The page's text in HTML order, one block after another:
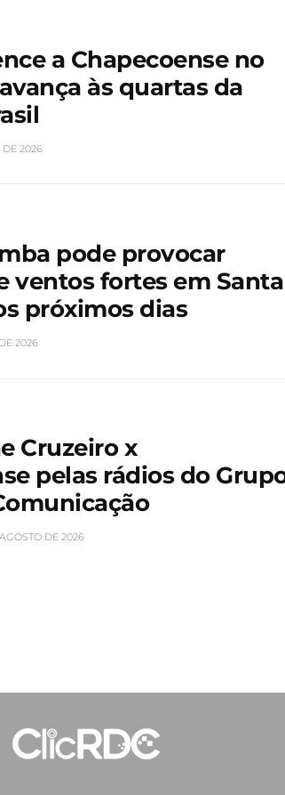
a Chapecoense no
às quartas da
DE 2026
pode provocar
ventos fortes em Santa
próximos dias
2026
Cruzeiro x
pelas rádios do
DE 2026